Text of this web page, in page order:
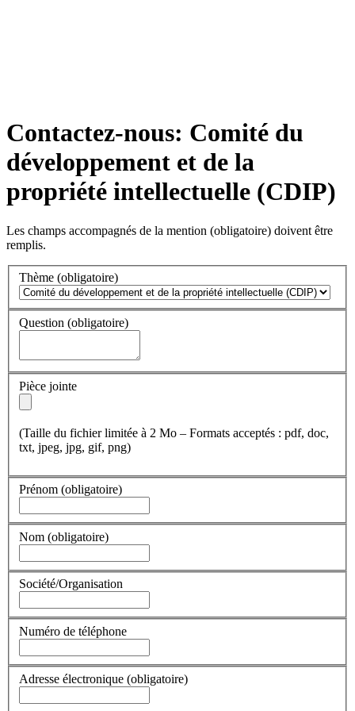
Contactez-nous: Comité du
développement et de la
propriété intellectuelle (CDIP)
Les champs accompagnés de la mention (obligatoire) doivent être
remplis.
Thème (obligatoire)
Question (obligatoire)
Pièce jointe
(Taille du fichier limitée à 2 Mo – Formats acceptés : pdf, doc,
txt, jpeg, jpg, gif, png)
Prénom (obligatoire)
Nom (obligatoire)
Société/Organisation
Numéro de téléphone
Adresse électronique (obligatoire)